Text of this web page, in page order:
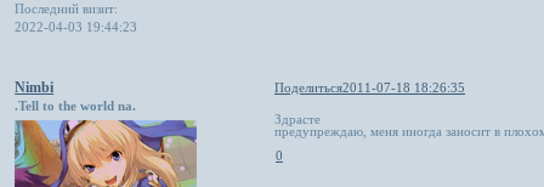
Последний визит:
2022-04-03 19:44:23
Поделиться2011-07-18 18:26:35
Nimbi
.Tell to the world na.
Здрасте
предупреждаю, меня иногда заносит в
0